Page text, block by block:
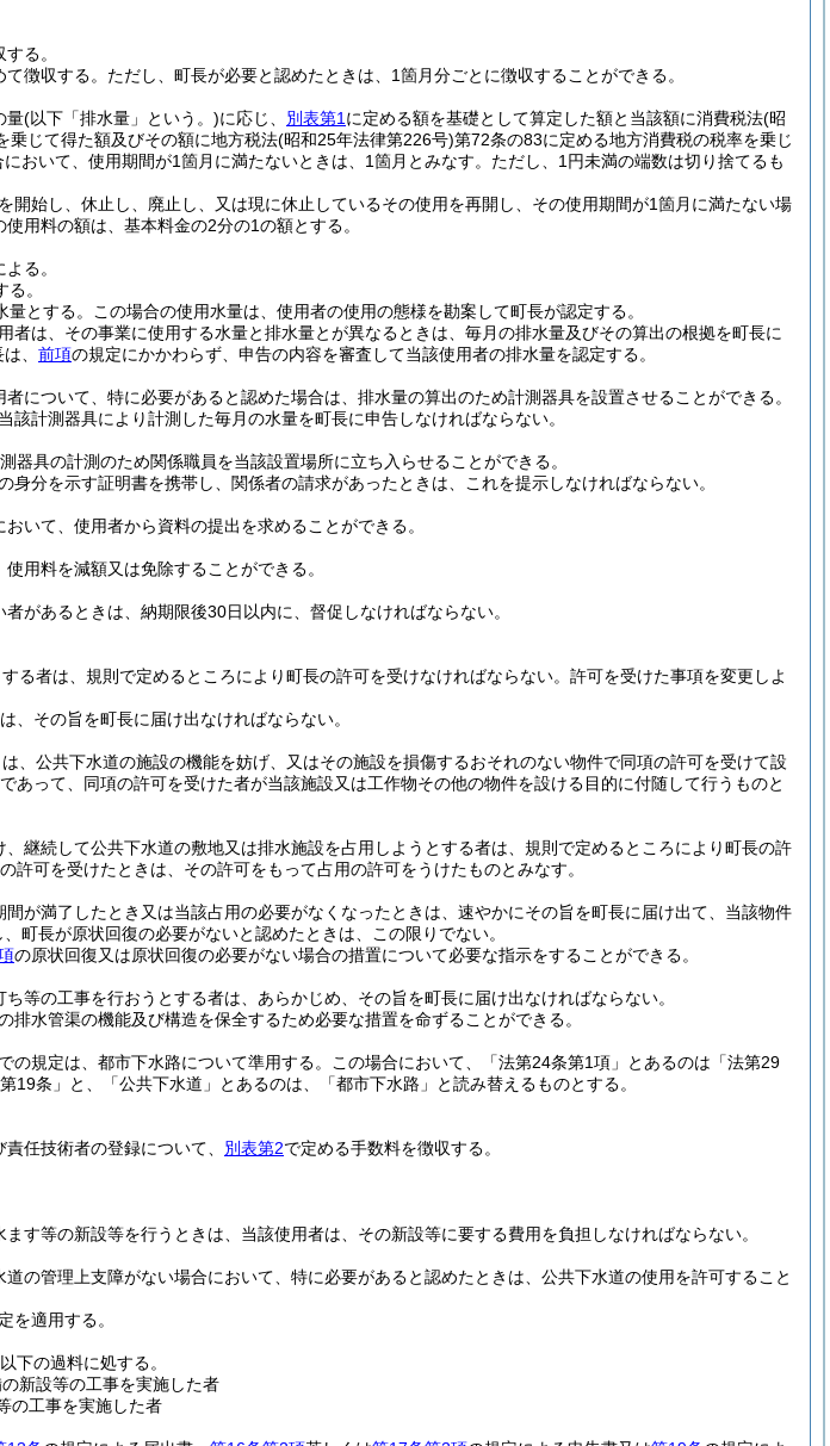
る。
徴収する。 ただし、町長が必要と認めたときは、1箇月分ごとに徴収することができる。
量(以下「排水量」という。)に応じ、 別表第1 に定める額を基礎として算定した額と当該額に消費税法(昭
乗じて得た額及びその額に地方税法(昭和25年法律第226号)第72条の83に定める地方消費税の税率を乗じ
において、使用期間が1箇月に満たないときは、1箇月とみなす。 ただし、1円未満の端数は切り捨てるも
開始し、休止し、廃止し、又は現に休止しているその使用を再開し、その使用期間が1箇月に満たない場
用料の額は、基本料金の2分の1の額とする。
る。
。
とする。
この場合の使用水量は、使用者の使用の態様を勘案して町長が認定する。
者は、その事業に使用する水量と排水量とが異なるときは、毎月の排水量及びその算出の根拠を町長に
、 前項の規定にかかわらず、申告の内容を審査して当該使用者の排水量を認定する。
について、特に必要があると認めた場合は、排水量の算出のため計測器具を設置させることができる。
計測器具により計測した毎月の水量を町長に申告しなければならない。
器具の計測のため関係職員を当該設置場所に立ち入らせることができる。
分を示す証明書を携帯し、関係者の請求があったときは、これを提示しなければならない。
いて、使用者から資料の提出を求めることができる。
用料を減額又は免除することができる。
があるときは、納期限後30日以内に、督促しなければならない。
る者は、規則で定めるところにより町長の許可を受けなければならない。 許可を受けた事項を変更しよ
、その旨を町長に届け出なければならない。
、公共下水道の施設の機能を妨げ、又はその施設を損傷するおそれのない物件で同項の許可を受けて設
あって、同項の許可を受けた者が当該施設又は工作物その他の物件を設ける目的に付随して行うものと
継続して公共下水道の敷地又は排水施設を占用しようとする者は、規則で定めるところにより町長の許
の許可を受けたときは、その許可をもって占用の許可をうけたものとみなす。
が満了したとき又は当該占用の必要がなくなったときは、速やかにその旨を町長に届け出て、当該物件
、町長が原状回復の必要がないと認めたときは、この限りでない。
の原状回復又は原状回復の必要がない場合の措置について必要な指示をすることができる。
等の工事を行おうとする者は、あらかじめ、その旨を町長に届け出なければならない。
排水管渠の機能及び構造を保全するため必要な措置を命ずることができる。
の規定は、都市下水路について準用する。
この場合において、「法第24条第1項」とあるのは「法第29
19条」と、「公共下水道」とあるのは、「都市下水路」と読み替えるものとする。
任技術者の登録について、 別表第2で定める手数料を徴収する。
す等の新設等を行うときは、当該使用者は、その新設等に要する費用を負担しなければならない。
の管理上支障がない場合において、特に必要があると認めたときは、公共下水道の使用を許可すること
を適用する。
下の過料に処する。
新設等の工事を実施した者
の工事を実施した者